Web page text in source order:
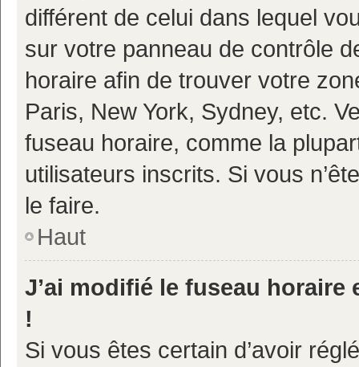
différent de celui dans lequel
sur votre panneau de contrôle
horaire afin de trouver votre
Paris, New York, Sydney, etc.
fuseau horaire, comme la
utilisateurs inscrits. Si vous
le faire.
Haut
J’ai modifié le fuseau horaire
!
Si vous êtes certain d’avoir